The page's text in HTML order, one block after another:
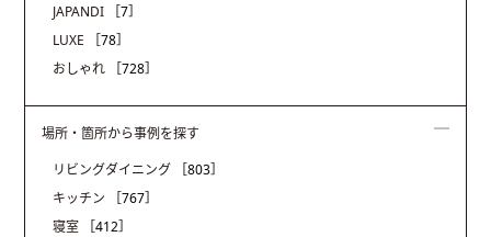
JAPANDI
［7］
LUXE
［78］
おしゃれ
［728］
場所・箇所から事例を探す
リビングダイニング
［803］
キッチン
［767］
寝室
［412］